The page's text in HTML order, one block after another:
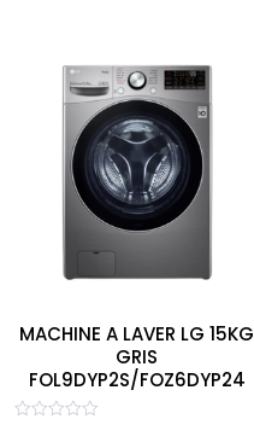
MACHINE A LAVER LG 15KG
GRIS
FOL9DYP2S/FOZ6DYP24